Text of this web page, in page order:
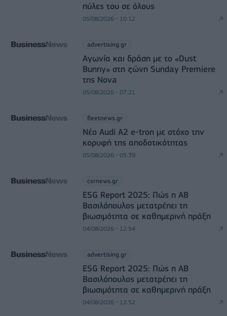
πύλες του σε όλους
05/08/2026 - 10:12
advertising.gr
Αγωνία και δράση με το «Dust
Bunny» στη ζώνη Sunday Premiere
της Nova
05/08/2026 - 07:21
fleetnews.gr
Νέο Audi A2 e-tron με στόχο την
κορυφή της αποδοτικότητας
05/08/2026 - 05:39
csrnews.gr
ESG Report 2025: Πώς η ΑΒ
Βασιλόπουλος μετατρέπει τη
βιωσιμότητα σε καθημερινή πράξη
04/08/2026 - 12:54
advertising.gr
ESG Report 2025: Πώς η ΑΒ
Βασιλόπουλος μετατρέπει τη
βιωσιμότητα σε καθημερινή πράξη
04/08/2026 - 12:52